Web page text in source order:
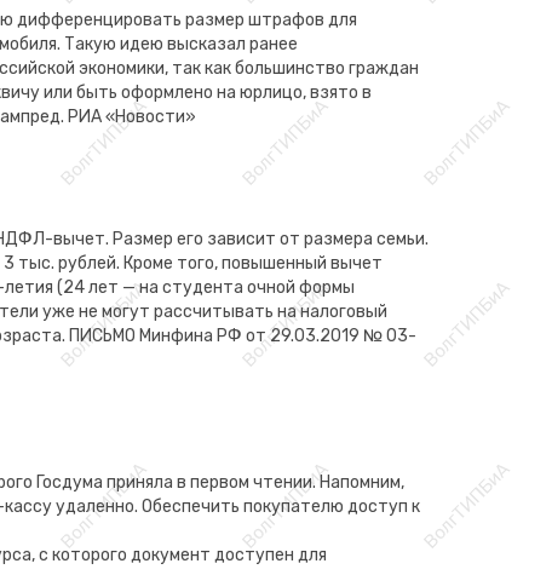
дифференцировать размер штрафов для
Такую идею высказал ранее
экономики, так как большинство граждан
или быть оформлено на юрлицо, взято в
РИА «Новости»
вычет. Размер его зависит от размера семьи.
3 тыс. рублей. Кроме того, повышенный вычет
(24 лет — на студента очной формы
уже не могут рассчитывать на налоговый
ПИСЬМО Минфина РФ от 29.03.2019 № 03-
Госдума приняла в первом чтении. Напомним,
удаленно. Обеспечить покупателю доступ к
с которого документ доступен для